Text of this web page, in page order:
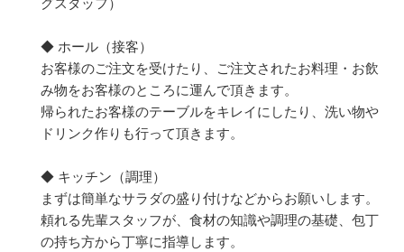
◆ ホール（接客）
お客様のご注文を受けたり、ご注文されたお料理・お飲
み物をお客様のところに運んで頂きます。
帰られたお客様のテーブルをキレイにしたり、洗い物や
ドリンク作りも行って頂きます。
◆ キッチン（調理）
まずは簡単なサラダの盛り付けなどからお願いします。
頼れる先輩スタッフが、食材の知識や調理の基礎、包丁
の持ち方から丁寧に指導します。